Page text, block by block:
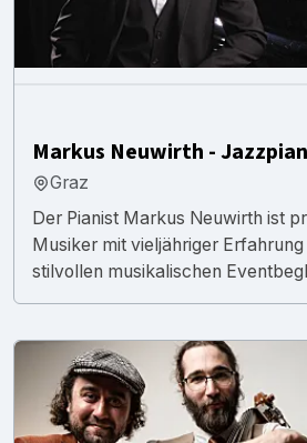
Markus Neuwirth -
Graz
Der Pianist Markus Neuwirth ist
Musiker mit vieljähriger
stilvollen musikalischen